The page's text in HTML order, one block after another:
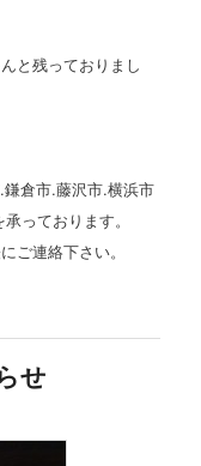
と残っておりまし
倉市.藤沢市.横浜市
っております。
ご連絡下さい。
せ